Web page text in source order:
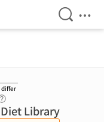
Open
differ
Library